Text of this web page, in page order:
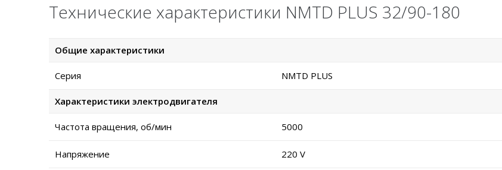
Технические характеристики NMTD PLUS 32/90-180
Общие характеристики
Серия NMTD PLUS
Характеристики электродвигателя
Частота вращения, об/мин 5000
Напряжение 220 V